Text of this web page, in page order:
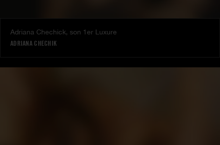
Adriana Chechick, son 1er Luxure
ADRIANA CHECHIK